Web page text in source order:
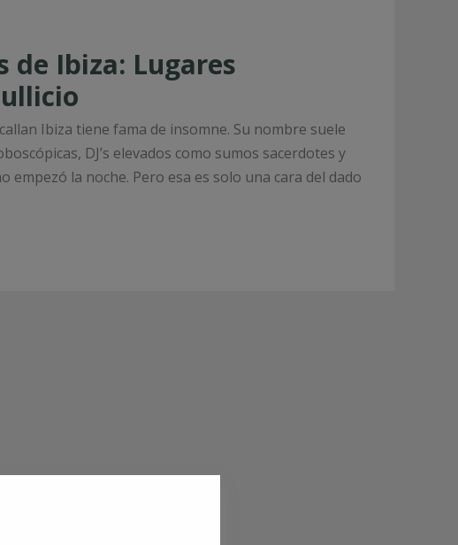
de Ibiza: Lugares
Ibiza tiene fama de insomne. Su nombre suele
DJ’s elevados como sumos sacerdotes y
la noche. Pero esa es solo una cara del dado